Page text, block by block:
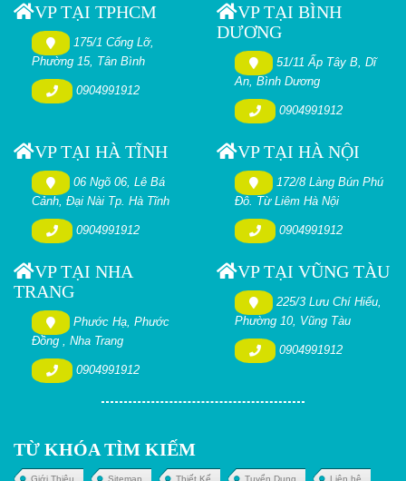
VP TẠI TPHCM
175/1 Cống Lỡ,
Phường 15, Tân Bình
0904991912
VP TẠI BÌNH
DƯƠNG
51/11 Ấp Tây B, Dĩ
An, Bình Dương
0904991912
VP TẠI HÀ TĨNH
06 Ngõ 06, Lê Bá
Cảnh, Đại Nài Tp. Hà Tĩnh
0904991912
VP TẠI HÀ NỘI
172/8 Làng Bún Phú
Đô. Từ Liêm Hà Nội
0904991912
VP TẠI NHA
TRANG
Phước Hạ, Phước
Đồng , Nha Trang
0904991912
VP TẠI VŨNG TÀU
225/3 Lưu Chí Hiếu,
Phường 10, Vũng Tàu
0904991912
TỪ KHÓA TÌM KIẾM
Giới Thiệu Sitemap Thiết Kế Tuyển Dụng Liên hệ